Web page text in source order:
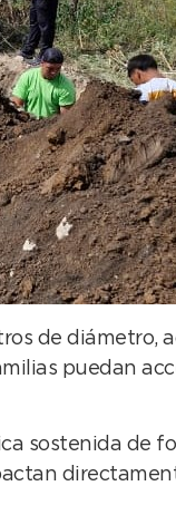
de diámetro,
puedan
sostenida de